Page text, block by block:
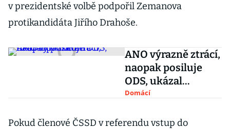
v prezidentské volbě podpořil Zemanova
protikandidáta Jiřího Drahoše.
ANO výrazně ztrácí,
naopak posiluje
ODS, ukázal
průzkum
Domácí
Pokud členové ČSSD v referendu vstup do